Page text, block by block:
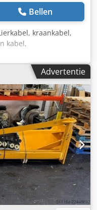
Bellen
kraankabel,
kabel,
-Fabrikant: TECI,
-Kabelspecificatie:
beschikbaar -Prijs:
Crsdpfsv E
Ø 300 x 220 mm / Ø
Advertentie